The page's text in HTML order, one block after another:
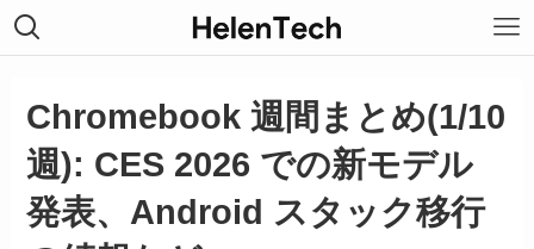
Chromebook 週間まとめ(1/10
週): CES 2026 での新モデル
発表、Android スタック移行